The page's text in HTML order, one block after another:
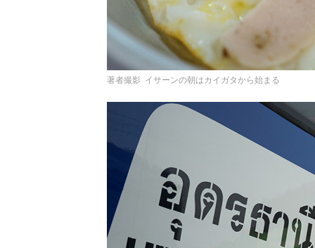
著者撮影 イサーンの朝はカイガタから始まる